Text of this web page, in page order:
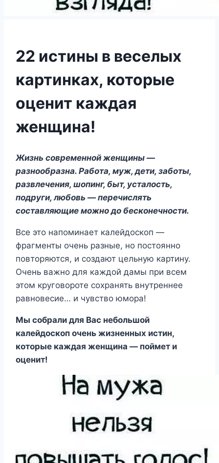
22 истины в веселых
картинках, которые
оценит каждая
женщина!
Жизнь современной женщины —
разнообразна. Работа, муж, дети, заботы,
развлечения, шопинг, быт, усталость,
подруги, любовь — перечислять
составляющие можно до бесконечности.
Все это напоминает калейдоскоп —
фрагменты очень разные, но постоянно
повторяются, и создают цельную картину.
Очень важно для каждой дамы при всем
этом круговороте сохранять внутреннее
равновесие… и чувство юмора!
Мы собрали для Вас небольшой
калейдоскоп очень жизненных истин,
которые каждая женщина — поймет и
оценит!